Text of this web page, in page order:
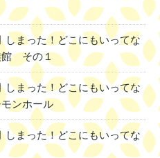
まった！どこにもいってな
館 その１
まった！どこにもいってな
ンホール
まった！どこにもいってな